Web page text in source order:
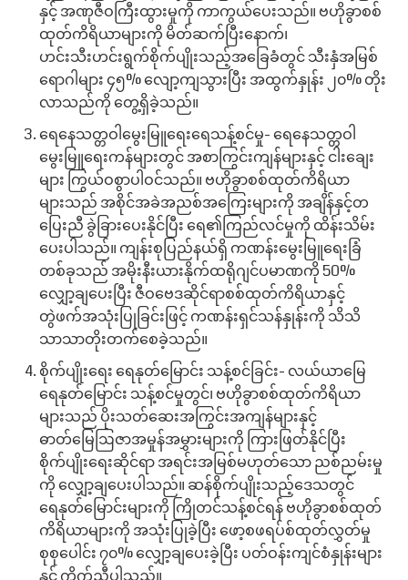
နှင့် အဏုဇီဝကြီးထွားမှုကို ကာကွယ်ပေးသည်။ ဗဟိုခွာစစ်
ထုတ်ကိရိယာများကို မိတ်ဆက်ပြီးနောက်၊
ဟင်းသီးဟင်းရွက်စိုက်ပျိုးသည့်အခြေခံတွင် သီးနှံအမြစ်
ရောဂါများ ၄၅% လျော့ကျသွားပြီး အထွက်နှုန်း ၂၀% တိုး
လာသည်ကို တွေ့ရှိခဲ့သည်။
ရေနေသတ္တဝါမွေးမြူရေးရေသန့်စင်မှု- ရေနေသတ္တဝါ
မွေးမြူရေးကန်များတွင် အစာကြွင်းကျန်များနှင့် ငါးချေး
များ ကြွယ်ဝစွာပါဝင်သည်။ ဗဟိုခွာစစ်ထုတ်ကိရိယာ
များသည် အစိုင်အခဲအညစ်အကြေးများကို အချိန်နှင့်တ
ပြေးညီ ခွဲခြားပေးနိုင်ပြီး ရေ၏ကြည်လင်မှုကို ထိန်းသိမ်း
ပေးပါသည်။ ကျန်းစုပြည်နယ်ရှိ ကဏန်းမွေးမြူရေးခြံ
တစ်ခုသည် အမိုးနီးယားနိုက်ထရိုဂျင်ပမာဏကို 50%
လျှော့ချပေးပြီး ဇီဝဗေဒဆိုင်ရာစစ်ထုတ်ကိရိယာနှင့်
တွဲဖက်အသုံးပြုခြင်းဖြင့် ကဏန်းရှင်သန်နှုန်းကို သိသိ
သာသာတိုးတက်စေခဲ့သည်။
စိုက်ပျိုးရေး ရေနုတ်မြောင်း သန့်စင်ခြင်း- လယ်ယာမြေ
ရေနုတ်မြောင်း သန့်စင်မှုတွင်၊ ဗဟိုခွာစစ်ထုတ်ကိရိယာ
များသည် ပိုးသတ်ဆေးအကြွင်းအကျန်များနှင့်
ဓာတ်မြေဩဇာအမှုန်အမွှားများကို ကြားဖြတ်နိုင်ပြီး
စိုက်ပျိုးရေးဆိုင်ရာ အရင်းအမြစ်မဟုတ်သော ညစ်ညမ်းမှု
ကို လျှော့ချပေးပါသည်။ ဆန်စိုက်ပျိုးသည့်ဒေသတွင်
ရေနုတ်မြောင်းများကို ကြိုတင်သန့်စင်ရန် ဗဟိုခွာစစ်ထုတ်
ကိရိယာများကို အသုံးပြုခဲ့ပြီး ဖော့စဖရပ်စ်ထုတ်လွှတ်မှု
စုစုပေါင်း ၇၀% လျှော့ချပေးခဲ့ပြီး ပတ်ဝန်းကျင်စံနှုန်းများ